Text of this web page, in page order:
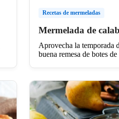
Recetas de mermeladas
Mermelada de
Aprovecha la temporada
buena remesa de botes